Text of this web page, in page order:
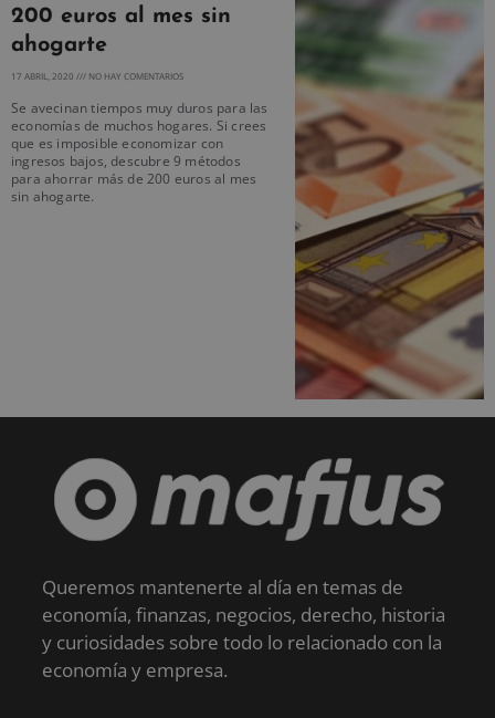
200 euros al mes sin
ahogarte
17 ABRIL, 2020 NO HAY COMENTARIOS
Se avecinan tiempos muy duros para las
economías de muchos hogares. Si crees
que es imposible economizar con
ingresos bajos, descubre 9 métodos
para ahorrar más de 200 euros al mes
sin ahogarte.
Queremos mantenerte al día en temas de
economía, finanzas, negocios, derecho, historia
y curiosidades sobre todo lo relacionado con la
economía y empresa.